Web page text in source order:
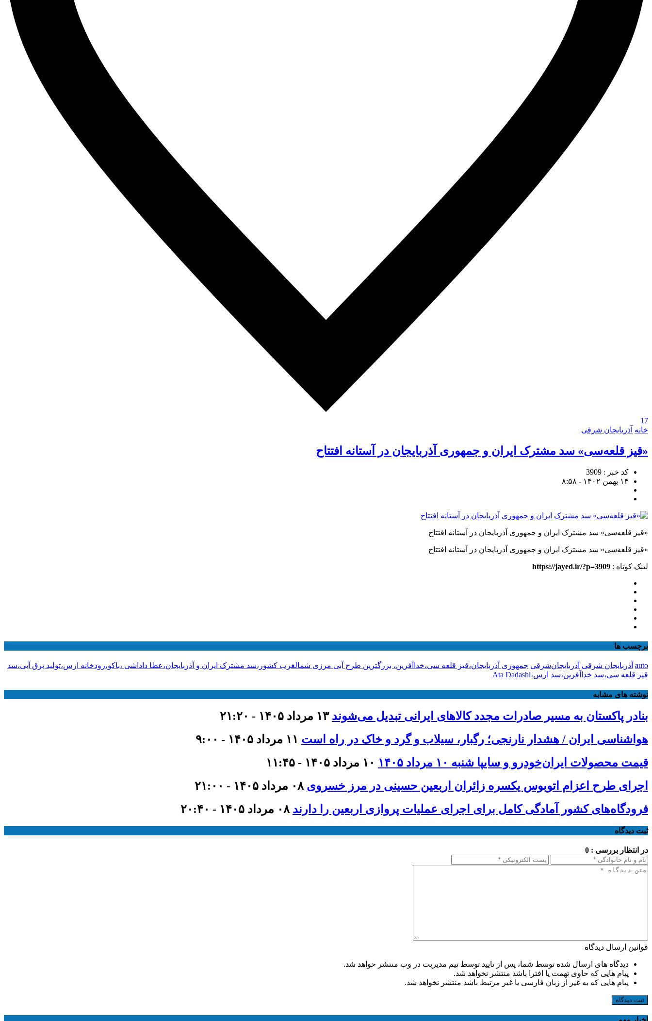
17
خانه آذربایجان شرقی
«قیز قلعه‌سی» سد مشترک ایران و جمهوری آذربایجان در آستانه افتتاح
کد خبر : 3909
۱۴ بهمن ۱۴۰۲ - ۸:۵۸
«قیز قلعه‌سی» سد مشترک ایران و جمهوری آذربایجان در آستانه افتتاح
«قیز قلعه‌سی» سد مشترک ایران و جمهوری آذربایجان در آستانه افتتاح
لینک کوتاه : https://jayed.ir/?p=3909
برچسب ها
auto آذربایجان شرقی آذربایجان‌شرقی جمهوری آذربایجان،قیز قلعه سی،خداآفرین، بزرگترین طرح آبی مرزی شمالغرب کشور،سد مشترک ایران و آذربایجان،عطا داداشی ،باکو،رودخانه ارس،تولید برق آبی،سد
قیز قلعه سی،سد خداآفرین،سد ارس،Ata Dadashi
نوشته های مشابه
بنادر پاکستان به مسیر صادرات مجدد کالاهای ایرانی تبدیل می‌شوند ۱۳ مرداد ۱۴۰۵ - ۲۱:۲۰
هواشناسی ایران / هشدار نارنجی؛ رگبار، سیلاب و گرد و خاک در راه است ۱۱ مرداد ۱۴۰۵ - ۹:۰۰
قیمت محصولات ایران‌خودرو و سایپا شنبه ۱۰ مرداد ۱۴۰۵
۱۰ مرداد ۱۴۰۵ - ۱۱:۴۵
اجرای طرح اعزام اتوبوس یکسره زائران اربعین حسینی در مرز خسروی ۰۸ مرداد ۱۴۰۵ - ۲۱:۰۰
فرودگاه‌های کشور آمادگی کامل برای اجرای عملیات پروازی اربعین را دارند ۰۸ مرداد ۱۴۰۵ - ۲۰:۴۰
ثبت دیدگاه
در انتظار بررسی : 0
قوانین ارسال دیدگاه
دیدگاه های ارسال شده توسط شما، پس از تایید توسط تیم مدیریت در وب منتشر خواهد شد.
پیام هایی که حاوی تهمت یا افترا باشد منتشر نخواهد شد.
پیام هایی که به غیر از زبان فارسی یا غیر مرتبط باشد منتشر نخواهد شد.
ثبت دیدگاه